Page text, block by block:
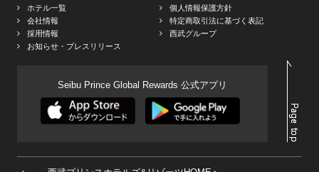
ホテル一覧
会社情報
採用情報
お知らせ・プレスリリース
個人情報保護方針
特定商取引法に基づく表記
西武グループ
Seibu Prince Global Rewards 公式アプリ